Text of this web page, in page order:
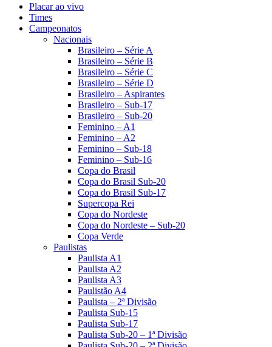
Placar ao vivo
Times
Campeonatos
Nacionais
Brasileiro – Série A
Brasileiro – Série B
Brasileiro – Série C
Brasileiro – Série D
Brasileiro – Aspirantes
Brasileiro – Sub-17
Brasileiro – Sub-20
Feminino – A1
Feminino – A2
Feminino – Sub-18
Feminino – Sub-16
Copa do Brasil
Copa do Brasil Sub-20
Copa do Brasil Sub-17
Supercopa Rei
Copa do Nordeste
Copa do Nordeste – Sub-20
Copa Verde
Paulistas
Paulista A1
Paulista A2
Paulista A3
Paulistão A4
Paulista – 2ª Divisão
Paulista Sub-15
Paulista Sub-17
Paulista Sub-20 – 1ª Divisão